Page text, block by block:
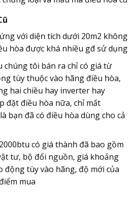
với diện tích dưới 20m2 không
hòa được khá nhiều gđ sử dụng
chúng tôi bán ra chỉ có giá từ
tùy thuộc vào hãng điều hòa,
hai chiều hay inverter hay
đặt điều hòa nữa, chỉ mất
bạn đã có điều hòa dùng cho cả
có giá thành đã bao gồm
tư, bộ đổi nguồn, giá khoảng
động tùy vào hãng, độ mới của
mua